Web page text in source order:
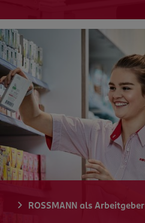
ROSSMANN als Arbeitgeber